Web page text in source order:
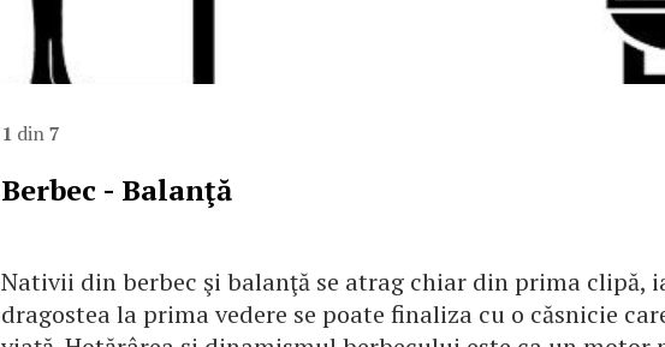
1 din7
Berbec - Balanţă
Nativii din berbec şi balanţă se atrag chiar din prima clipă,
dragostea la prima vedere se poate finaliza cu o căsnicie